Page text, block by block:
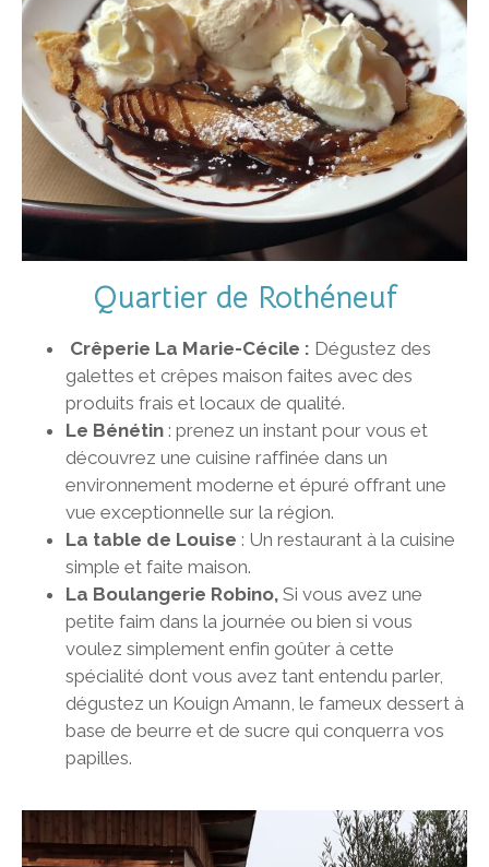
Quartier de Rothéneuf
Crêperie La Marie-Cécile : Dégustez des
galettes et crêpes maison faites avec des
produits frais et locaux de qualité.
Le Bénétin : prenez un instant pour vous et
découvrez une cuisine raffinée dans un
environnement moderne et épuré offrant une
vue exceptionnelle sur la région.
La table de Louise : Un restaurant à la cuisine
simple et faite maison.
La Boulangerie Robino, Si vous avez une
petite faim dans la journée ou bien si vous
voulez simplement enfin goûter à cette
spécialité dont vous avez tant entendu parler,
dégustez un Kouign Amann, le fameux dessert à
base de beurre et de sucre qui conquerra vos
papilles.